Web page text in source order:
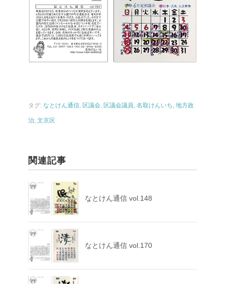
タグ: なとけん通信, 区議会, 区議会議員, 名取けんいち, 地方政
治, 文京区
関連記事
なとけん通信 vol.148
なとけん通信 vol.170